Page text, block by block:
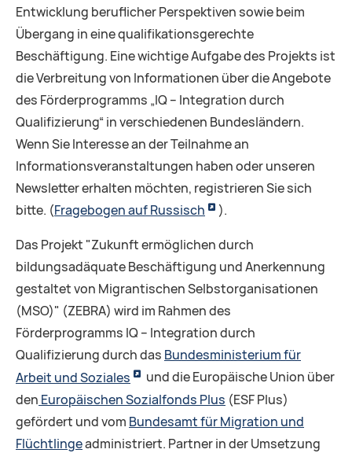
Entwicklung beruflicher Perspektiven sowie beim
Übergang in eine qualifikationsgerechte
Beschäftigung. Eine wichtige Aufgabe des Projekts ist
die Verbreitung von Informationen über die Angebote
des Förderprogramms „IQ – Integration durch
Qualifizierung“ in verschiedenen Bundesländern.
Wenn Sie Interesse an der Teilnahme an
Informationsveranstaltungen haben oder unseren
Newsletter erhalten möchten, registrieren Sie sich
bitte. (Fragebogen auf Russisch ).
Das Projekt "Zukunft ermöglichen durch
bildungsadäquate Beschäftigung und Anerkennung
gestaltet von Migrantischen Selbstorganisationen
(MSO)" (ZEBRA) wird im Rahmen des
Förderprogramms IQ – Integration durch
Qualifizierung durch das Bundesministerium für
Arbeit und Soziales
und die Europäische Union über
den Europäischen Sozialfonds Plus (ESF Plus)
gefördert und vom Bundesamt für Migration und
Flüchtlingeadministriert. Partner in der Umsetzung